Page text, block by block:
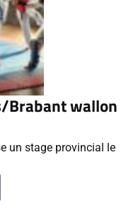
Brabant wallon
un stage provincial le